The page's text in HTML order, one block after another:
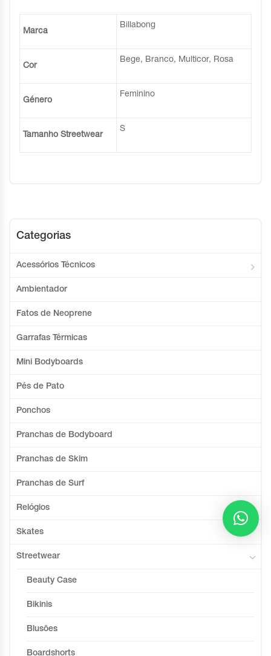
Marca
Billabong
Cor
Bege, Branco, Multicor, Rosa
Género
Feminino
Tamanho Streetwear
S
Categorias
Acessórios Técnicos
Ambientador
Fatos de Neoprene
Garrafas Térmicas
Mini Bodyboards
Pés de Pato
Ponchos
Pranchas de Bodyboard
Pranchas de Skim
Pranchas de Surf
Relógios
Skates
Streetwear
Beauty Case
Bikinis
Blusões
Boardshorts